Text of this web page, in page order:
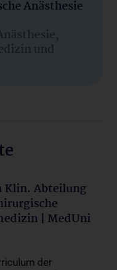
Anästhesie
und
Klin. Abteilung
| MedUni
der